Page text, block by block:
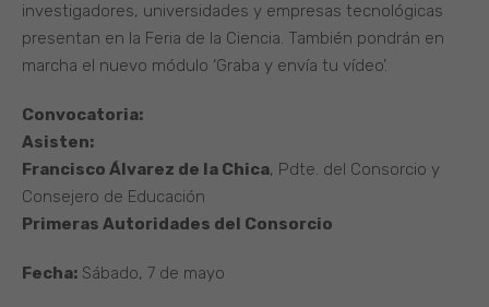
investigadores, universidades y empresas tecnológicas
presentan en la Feria de la Ciencia. También pondrán en
marcha el nuevo módulo ‘Graba y envía tu vídeo’.
Convocatoria:
Asisten:
Francisco Álvarez de la Chica, Pdte. del Consorcio y
Consejero de Educación
Primeras Autoridades del Consorcio
Fecha: Sábado, 7 de mayo